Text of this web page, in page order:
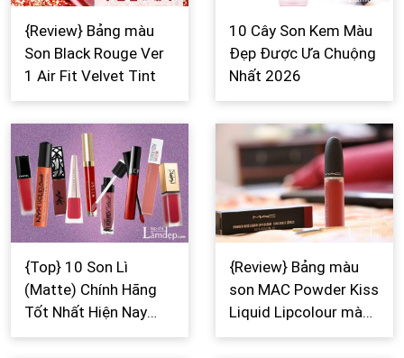
{Review} Bảng màu
Son Black Rouge Ver
1 Air Fit Velvet Tint
10 Cây Son Kem Màu
Đẹp Được Ưa Chuộng
Nhất 2026
{Top} 10 Son Lì
(Matte) Chính Hãng
Tốt Nhất Hiện Nay
2026
{Review} Bảng màu
son MAC Powder Kiss
Liquid Lipcolour màu
nào đẹp? Giá bao